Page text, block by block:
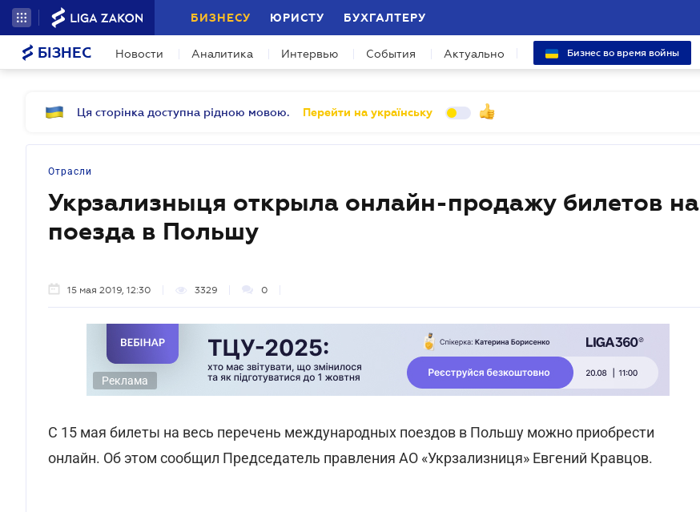
БИЗНЕСУ ЮРИСТУ БУХГАЛТЕРУ
БІЗНЕС Новости Аналитика Интервью События Актуально Бизнес во время войны
Ця сторінка доступна рідною мовою. Перейти на українську
Отрасли
Укрзализныця открыла онлайн-продажу билетов на
поезда в Польшу
15 мая 2019, 12:30 3329 0
Реклама
C 15 мая билеты на весь перечень международных поездов в Польшу можно приобрести
онлайн. Об этом сообщил Председатель правления АО «Укрзализниця» Евгений Кравцов.